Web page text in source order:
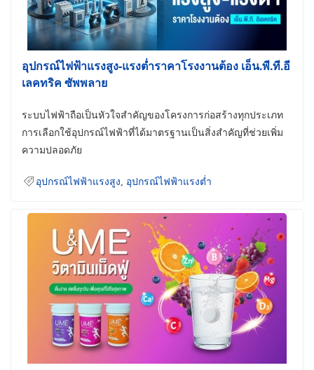
อุปกรณ์ไฟฟ้าแรงสูง-แรงต่ำราคาโรงงานต้อง เอ็น.พี.ที.อี
เลคทริค ซัพพลาย
ระบบไฟฟ้าถือเป็นหัวใจสำคัญของโครงการก่อสร้างทุกประเภท
การเลือกใช้อุปกรณ์ไฟฟ้าที่ได้มาตรฐานเป็นสิ่งสำคัญที่ช่วยเพิ่ม
ความปลอดภัย
อุปกรณ์ไฟฟ้าแรงสูง อุปกรณ์ไฟฟ้าแรงต่ำ